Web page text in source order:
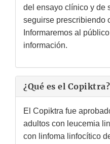
del ensayo clínico y de
seguirse prescribiendo
Informaremos al
información.
¿Qué es el Copiktra?
El Copiktra fue
adultos con leucemia
con linfoma linfocítico